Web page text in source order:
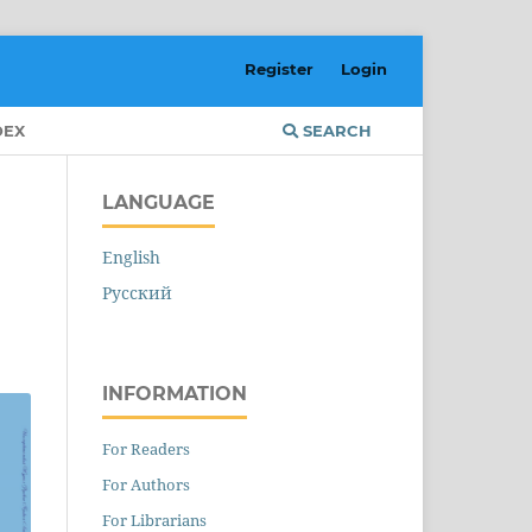
SEARCH
Register Login
LANGUAGE
English
Русский
INFORMATION
For Readers
For Authors
For Librarians